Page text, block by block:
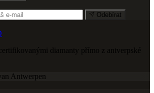
Odebírat
diamanty přímo z antverpské
Antwerpen